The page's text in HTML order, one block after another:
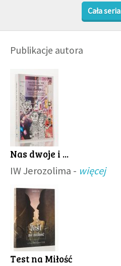
Cała seria
Publikacje autora
Nas dwoje i ...
IW Jerozolima - więcej
Test na Miłość